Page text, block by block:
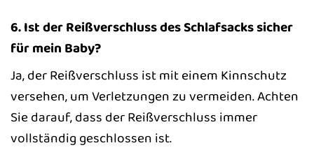
6. Ist der Reißverschluss des Schlafsacks sicher
für mein Baby?
Ja, der Reißverschluss ist mit einem Kinnschutz
versehen, um Verletzungen zu vermeiden. Achten
Sie darauf, dass der Reißverschluss immer
vollständig geschlossen ist.